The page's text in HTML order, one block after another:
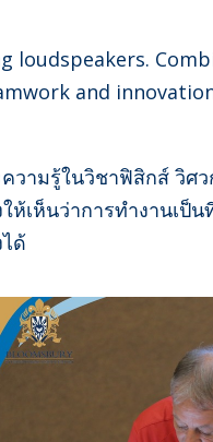
loudspeakers.
and
วามรู้ในวิชาฟิสิกส์ วิศ
ห้เห็นว่าการทำงานเป็
ด้